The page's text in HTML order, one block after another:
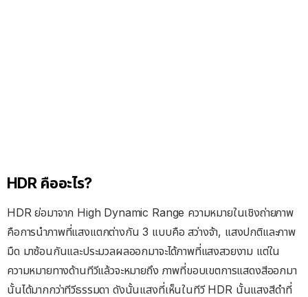
HDR คืออะไร?
HDR ย่อมาจาก High Dynamic Range ความหมายในเชิงถ่ายภาพ
คือการนำภาพที่แสงแตกต่างกัน 3 แบบคือ สว่างจ้า, แสงปกติและภาพ
มืด มาซ้อนกันและประมวลผลออกมาจะได้ภาพที่แสงสวยงาม แต่ใน
ความหมายทางด้านทีวีแล้วจะหมายถึง ภาพที่ขอบเขตการแสดงสีออกมา
นั้นได้มากกว่าทีวีธรรมดา ดังนั้นแสงที่เห็นในทีวี HDR นั้นแสงสีดำที่